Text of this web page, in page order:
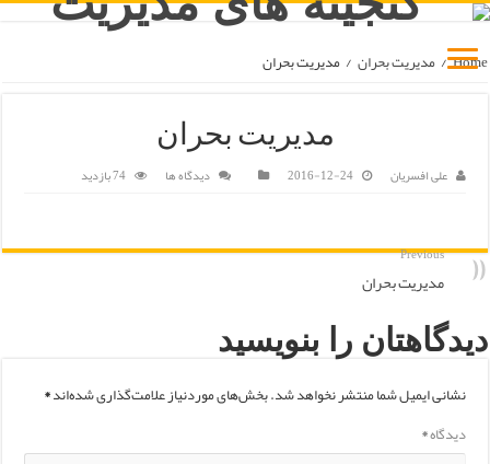
Home
/ مدیریت بحران / مدیریت بحران
مدیریت بحران
علی افسریان 2016-12-24 دیدگاه ها 74 بازدید
Previous
مدیریت بحران
دیدگاهتان را بنویسید
نشانی ایمیل شما منتشر نخواهد شد.بخش‌های موردنیاز علامت‌گذاری شده‌اند*
دیدگاه*